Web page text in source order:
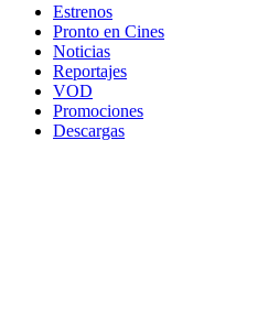
Estrenos
Pronto en Cines
Noticias
Reportajes
VOD
Promociones
Descargas